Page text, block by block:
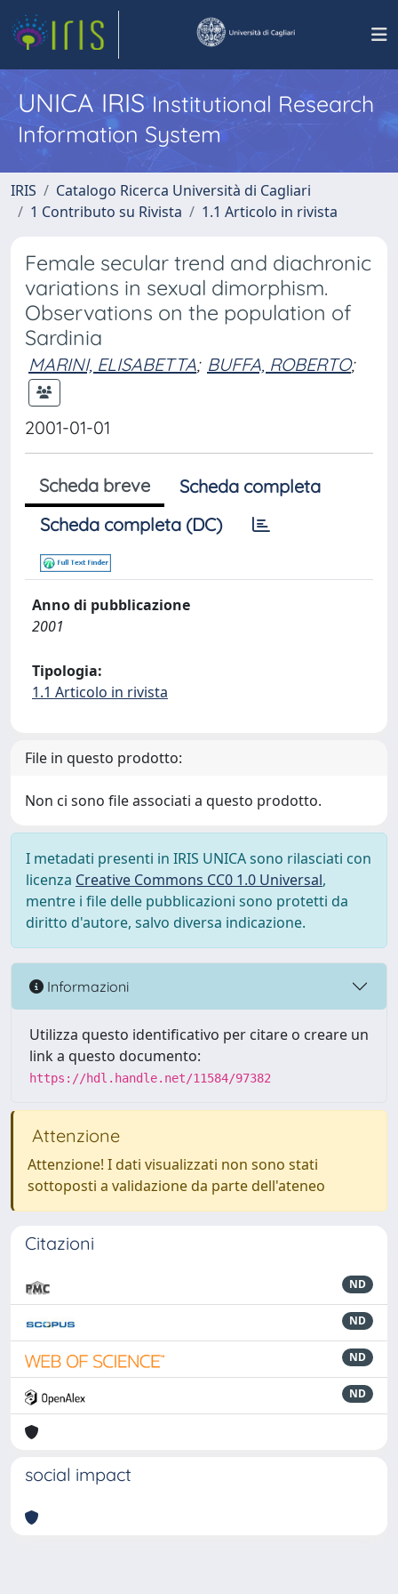
UNICA IRISInstitutional Research
Information System
IRIS
Catalogo Ricerca Università di Cagliari
1 Contributo su Rivista
1.1 Articolo in rivista
Female secular trend and diachronic
variations in sexual dimorphism.
Observations on the population of
Sardinia
MARINI, ELISABETTA; BUFFA, ROBERTO;
2001-01-01
Scheda breve
Scheda completa
Scheda completa (DC)
Anno di pubblicazione
2001
Tipologia:
1.1 Articolo in rivista
File in questo prodotto:
Non ci sono file associati a questo prodotto.
I metadati presenti in IRIS UNICA sono rilasciati con
licenza Creative Commons CC0 1.0 Universal,
mentre i file delle pubblicazioni sono protetti da
diritto d'autore, salvo diversa indicazione.
Informazioni
Utilizza questo identificativo per citare o creare un
link a questo documento:
https://hdl.handle.net/11584/97382
Attenzione
Attenzione! I dati visualizzati non sono stati
sottoposti a validazione da parte dell'ateneo
Citazioni
ND
ND
ND
ND
social impact